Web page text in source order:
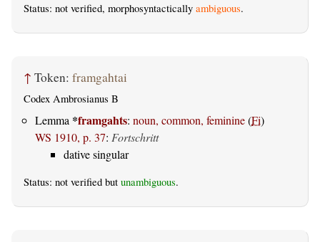
Status: not verified, morphosyntactically ambiguous.
↑ Token: framgahtai
Codex Ambrosianus B
Lemma *framgahts: noun, common, feminine(Fi)
WS 1910, p. 37: Fortschritt
dative singular
Status: not verified but unambiguous.